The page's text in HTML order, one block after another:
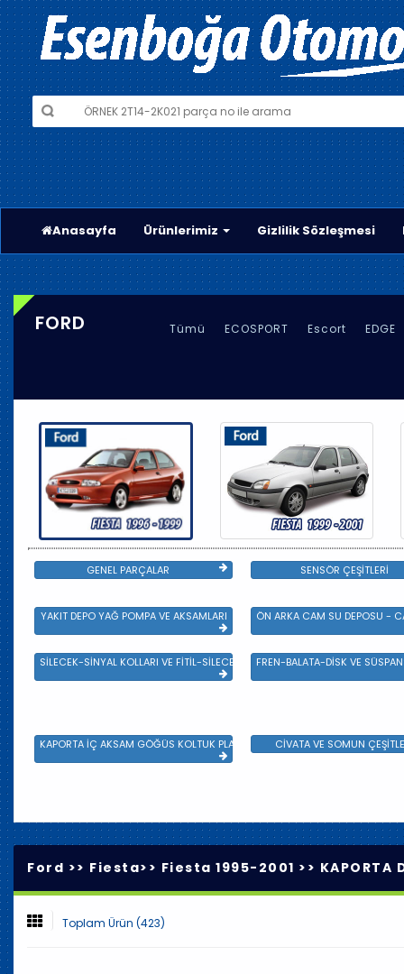
Anasayfa Ürünlerimiz Gizlilik Sözleşmesi
FORD Tümü ECOSPORT Escort EDGE
GENEL PARÇALAR SENSÖR ÇEŞİTLERİ
YAKIT DEPO YAĞ POMPA VE AKSAMLARI ÖN ARKA CAM SU DEPOSU -
SİLECEK-SİNYAL KOLLARI VE FİTİL-SİLECEK ÇEŞİTLERİFREN-BALATA-DİSK VE
KAPORTA İÇ AKSAM GÖĞÜS KOLTUK PLASTİK VE SAC AKSAM
CİVATA VE SOMUN
Ford >> Fiesta>> Fiesta 1995-2001 >> KAPORTA
Toplam Ürün (423)